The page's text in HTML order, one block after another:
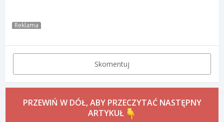
Reklama
Skomentuj
PRZEWIŃ W DÓŁ, ABY PRZECZYTAĆ NASTĘPNY
ARTYKUŁ